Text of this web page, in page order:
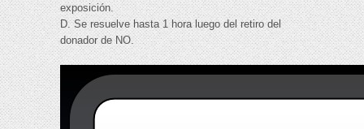
exposición.
D. Se resuelve hasta 1 hora luego del retiro del
donador de NO.